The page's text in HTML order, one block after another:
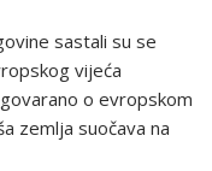
sastali su se
vijeća
o evropskom
zemlja suočava na